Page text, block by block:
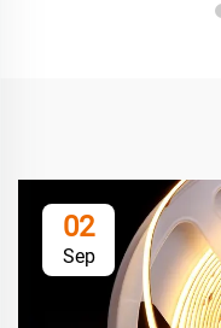
02
Sep